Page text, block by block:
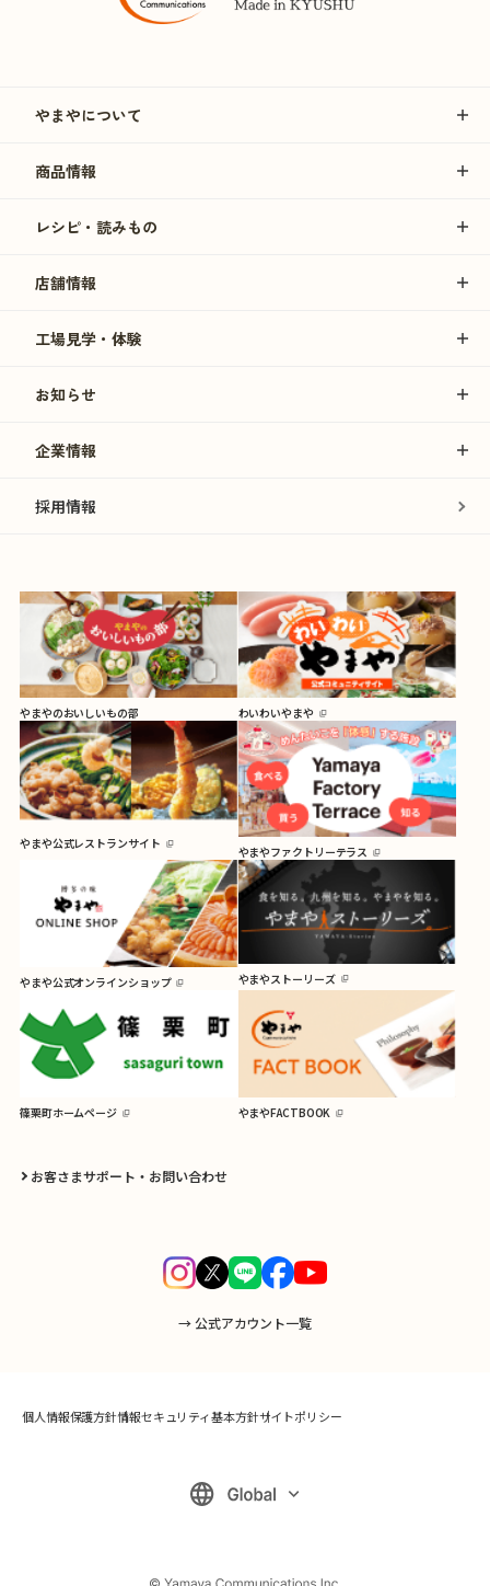
やまやについて
商品情報
レシピ・読みもの
店舗情報
工場見学・体験
お知らせ
企業情報
採用情報
お客さまサポート・お問い合わせ
→ 公式アカウント一覧
やまやのおいしいもの部 わいわいやまや
やまや公式レストランサイト
やまやファクトリーテラス
やまや公式オンラインショップ やまやストーリーズ
篠栗町ホームページ やまやFACTBOOK
個人情報保護方針情報セキュリティ基本方針サイトポリシー